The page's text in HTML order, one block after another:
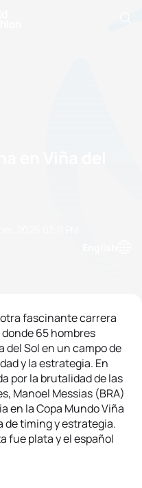
fascinante carrera
65 hombres
Sol en un campo de
y la estrategia. En
por la brutalidad de las
Manoel Messias (BRA)
en la Copa Mundo Viña
de timing y estrategia.
fue plata y el español